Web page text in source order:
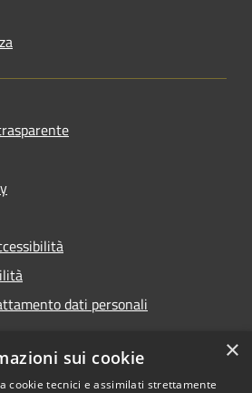
dati personali
×
sui cookie
cookie tecnici e assimilati strettamente